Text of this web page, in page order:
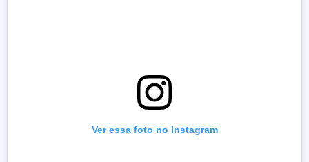
Ver essa foto no Instagram